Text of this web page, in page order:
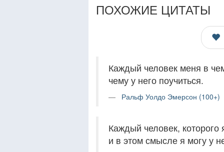
ПОХОЖИЕ ЦИТАТЫ
Каждый человек меня в
чему у него поучиться.
Ральф Уолдо Эмерсон (100+)
Каждый человек,
и в этом смысле я могу у